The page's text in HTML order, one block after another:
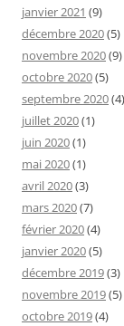
janvier 2021 (9)
décembre 2020(5)
novembre 2020(9)
octobre 2020(5)
septembre 2020(4)
juillet 2020(1)
juin 2020(1)
mai 2020(1)
avril 2020(3)
mars 2020(7)
février 2020(4)
janvier 2020(5)
décembre 2019(3)
novembre 2019(5)
octobre 2019(4)